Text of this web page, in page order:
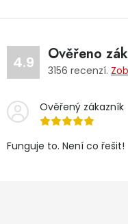
4.9 Ověřeno
3156 recenzí.
Ověřený zákazník
Funguje to. Není co řešit!